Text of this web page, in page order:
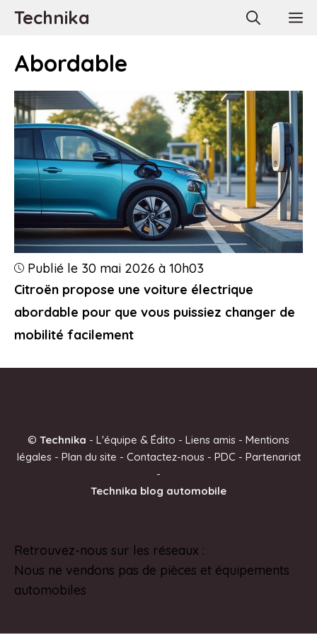
AllerTechnika
Abordable
Citroën propose une voiture électrique
abordable pour que vous puissiez changer de
mobilité facilement
Publié le 30 mai 2026 à 10h03
© Technika - L'équipe & Édito - Liens amis - Mentions
légales- Plan du site - Contactez-nous- PDC - Partenariat
-
Technika blog automobile
Retrouvez-nous sur les réseaux :
Nous ne vendons pas de pièces et équipements
automobiles